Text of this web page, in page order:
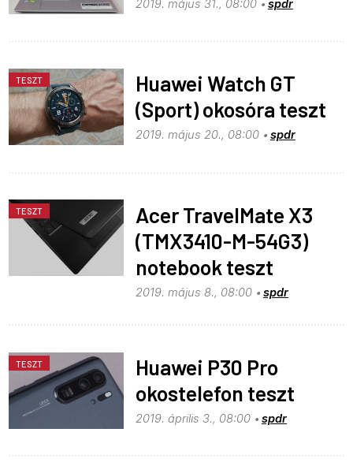
2019. május 31., 08:00 spdr
TESZT
Huawei Watch GT
(Sport) okosóra teszt
2019. május 20., 08:00 spdr
TESZT
Acer TravelMate X3
(TMX3410-M-54G3)
notebook teszt
2019. május 8., 08:00 spdr
TESZT
Huawei P30 Pro
okostelefon teszt
2019. április 3., 08:00 spdr